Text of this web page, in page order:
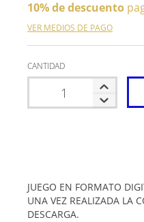
10% de descuento
VER MEDIOS DE PAGO
CANTIDAD
JUEGO EN FORMATO
UNA VEZ REALIZADA LA
DESCARGA.